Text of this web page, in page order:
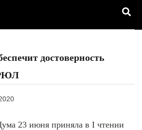
района Республики Адыгея
достоверность
23 июня приняла в I чтении